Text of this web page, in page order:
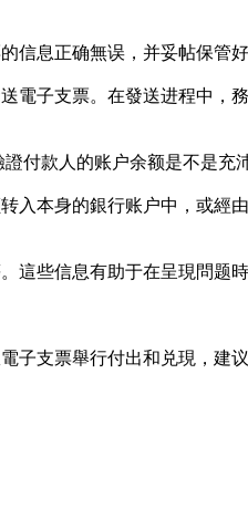
信息正确無误，并妥帖保管
電子支票。在發送进程中，
證付款人的账户余额是不是充
入本身的銀行账户中，或經
這些信息有助于在呈現問题
子支票舉行付出和兑現，建